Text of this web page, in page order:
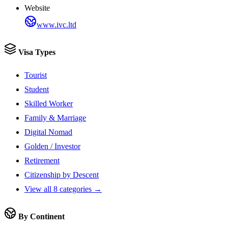
Website
www.ivc.ltd
Visa Types
Tourist
Student
Skilled Worker
Family & Marriage
Digital Nomad
Golden / Investor
Retirement
Citizenship by Descent
View all 8 categories →
By Continent